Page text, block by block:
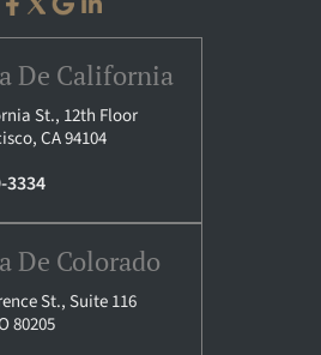
De California
St., 12th Floor
CA 94104
3334
De Colorado
St., Suite 116
80205